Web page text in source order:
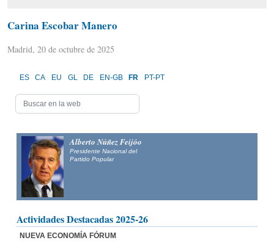
Carina Escobar Manero
Madrid, 20 de octubre de 2025
ES CA EU GL DE EN-GB FR PT-PT
Alberto Núñez Feijóo
Presidente Nacional del
Partido Popular
Actividades Destacadas 2025-26
NUEVA ECONOMÍA FÓRUM